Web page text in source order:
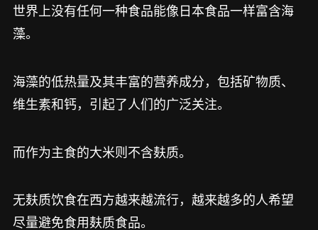
世界上没有任何一种食品能像日本食品一样富含海
藻。
海藻的低热量及其丰富的营养成分，包括矿物质、
维生素和钙，引起了人们的广泛关注。
而作为主食的大米则不含麸质。
无麸质饮食在西方越来越流行，越来越多的人希望
尽量避免食用麸质食品。